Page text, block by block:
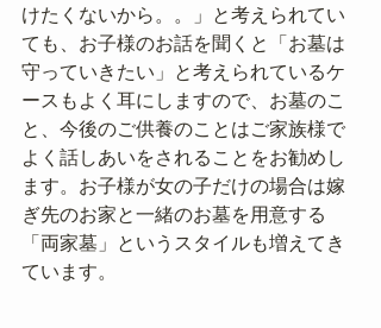
けたくないから。。」と考えられてい
ても、お子様のお話を聞くと「お墓は
守っていきたい」と考えられているケ
ースもよく耳にしますので、お墓のこ
と、今後のご供養のことはご家族様で
よく話しあいをされることをお勧めし
ます。お子様が女の子だけの場合は嫁
ぎ先のお家と一緒のお墓を用意する
「両家墓」というスタイルも増えてき
ています。